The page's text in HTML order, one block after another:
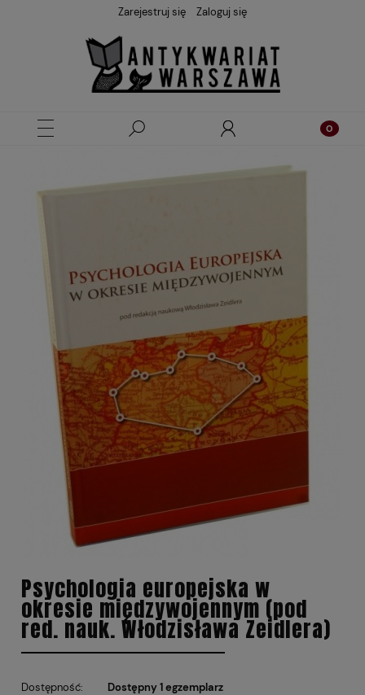
Zarejestruj się Zaloguj się
Psychologia europejska w
okresie międzywojennym (pod
red. nauk. Włodzisława Zeidlera)
Dostępność:
Dostępny 1 egzemplarz